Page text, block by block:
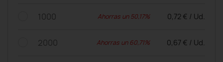
1000 Ahorras un 50,17% 0,72 € / Ud.
2000 Ahorras un 60,71% 0,67 € / Ud.